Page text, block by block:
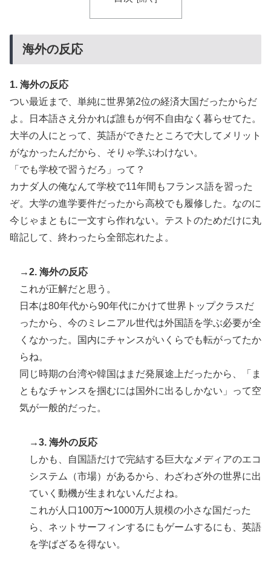
海外の反応
1. 海外の反応
つい最近まで、単純に世界第2位の経済大国だったからだ
よ。日本語さえ分かれば誰もが何不自由なく暮らせてた。
大半の人にとって、英語ができたところで大してメリット
がなかったんだから、そりゃ学ぶわけない。
「でも学校で習うだろ」って？
カナダ人の俺なんて学校で11年間もフランス語を習った
ぞ。大学の進学要件だったから高校でも履修した。なのに
今じゃまともに一文すら作れない。テストのためだけに丸
暗記して、終わったら全部忘れたよ。
→2. 海外の反応
これが正解だと思う。
日本は80年代から90年代にかけて世界トップクラスだ
ったから、今のミレニアル世代は外国語を学ぶ必要が全
くなかった。国内にチャンスがいくらでも転がってたか
らね。
同じ時期の台湾や韓国はまだ発展途上だったから、「ま
ともなチャンスを掴むには国外に出るしかない」って空
気が一般的だった。
→3. 海外の反応
しかも、自国語だけで完結する巨大なメディアのエコ
システム（市場）があるから、わざわざ外の世界に出
ていく動機が生まれないんだよね。
これが人口100万〜1000万人規模の小さな国だった
ら、ネットサーフィンするにもゲームするにも、英語
を学ばざるを得ない。